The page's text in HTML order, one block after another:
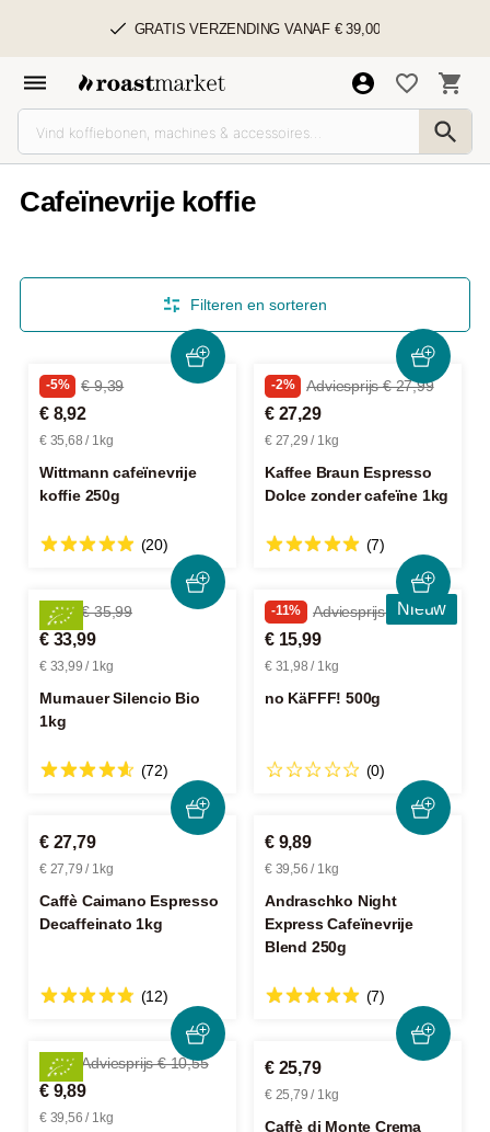
GRATIS VERZENDING VANAF € 39,00
Cafeïnevrije koffie
Filteren en sorteren
-5% € 9,39
€ 8,92
€ 35,68 / 1kg
Wittmann cafeïnevrije
koffie 250g
(20)
-2% Adviesprijs € 27,99
€ 27,29
€ 27,29 / 1kg
Kaffee Braun Espresso
Dolce zonder cafeïne 1kg
(7)
-5% € 35,99
€ 33,99
€ 33,99 / 1kg
Murnauer Silencio Bio
1kg
(72)
Nieuw
-11% Adviesprijs € 17,99
€ 15,99
€ 31,98 / 1kg
no KäFFF! 500g
(0)
€ 27,79
€ 27,79 / 1kg
Caffè Caimano Espresso
Decaffeinato 1kg
(12)
€ 9,89
€ 39,56 / 1kg
Andraschko Night
Express Cafeïnevrije
Blend 250g
(7)
-6% Adviesprijs € 10,55
€ 9,89
€ 39,56 / 1kg
€ 25,79
€ 25,79 / 1kg
Caffè di Monte Crema